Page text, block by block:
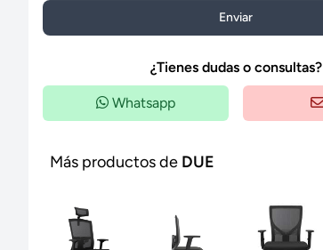
Enviar
¿Tienes dudas o consultas?
Whatsapp
Más productos de DUE